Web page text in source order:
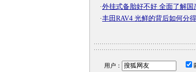
·外挂式备胎好不好 全面了解国
·丰田RAV4 光鲜的背后如何分
用户：